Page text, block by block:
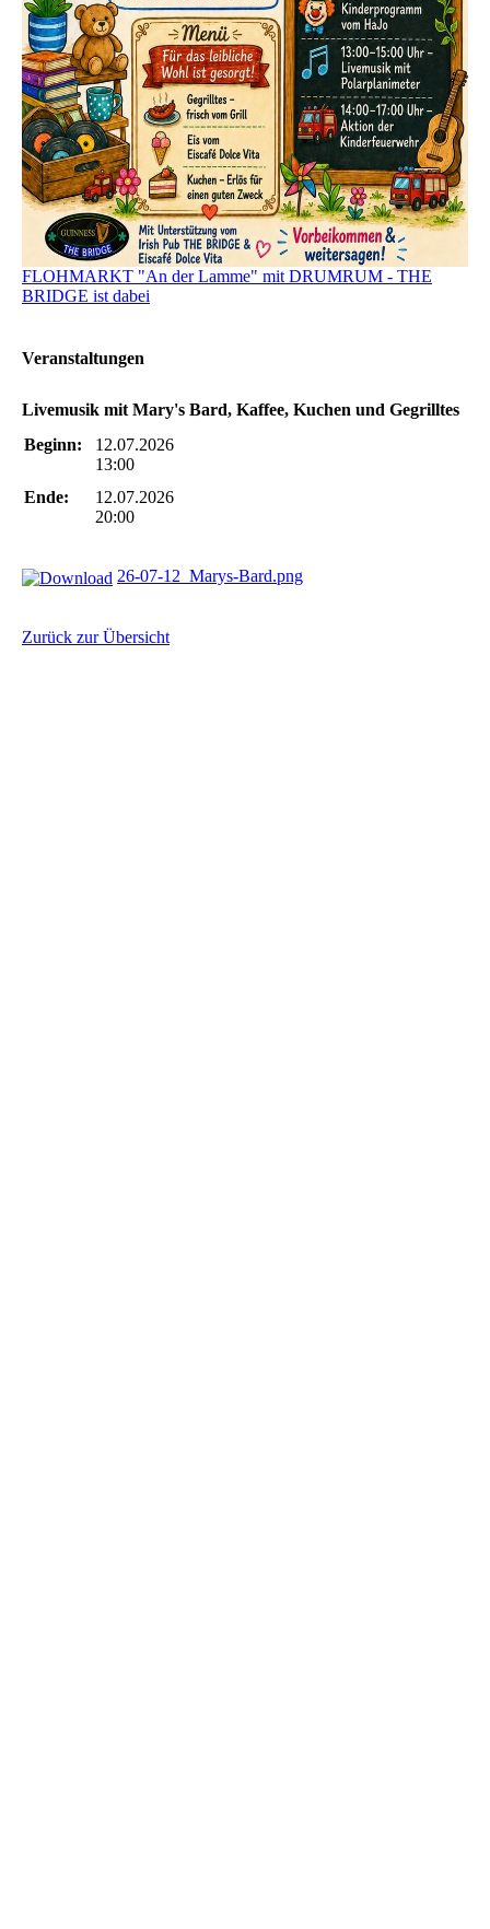
FLOHMARKT "An der Lamme" mit DRUMRUM - THE
BRIDGE ist dabei
Veranstaltungen
Livemusik mit Mary's Bard, Kaffee, Kuchen und Gegrilltes
Beginn:
12.07.2026
13:00
Ende:
12.07.2026
20:00
26-07-12_Marys-Bard.png
Zurück zur Übersicht